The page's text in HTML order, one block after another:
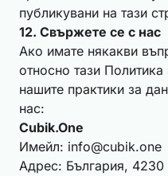
публикувани на тази
12. Свържете се с нас
Ако имате някакви
относно тази
нашите практики за
нас:
Cubik.One
Имейл: info@cubik.one
Адрес: България, 4230